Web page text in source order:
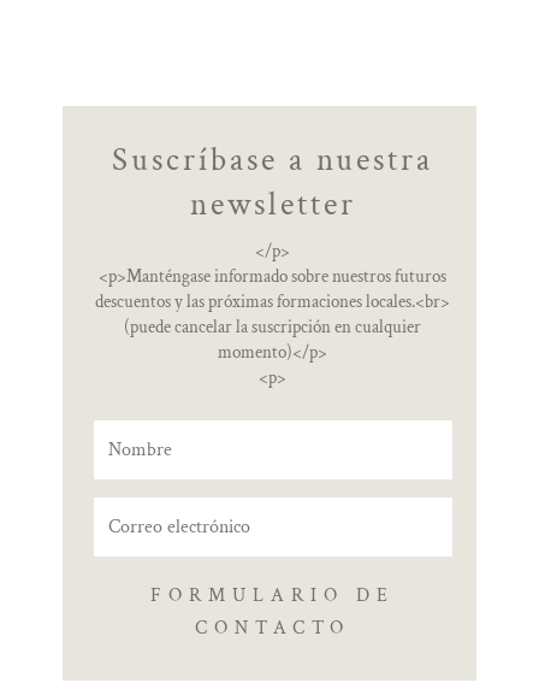
Suscríbase a nuestra
newsletter
</p>
<p>Manténgase informado sobre nuestros futuros
descuentos y las próximas formaciones locales.<br>
(puede cancelar la suscripción en cualquier
momento)</p>
<p>
FORMULARIO DE
CONTACTO